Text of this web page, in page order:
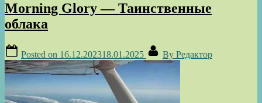
Morning Glory — Таинственные
облака
Posted on 16.12.202318.01.2025 By Редактор